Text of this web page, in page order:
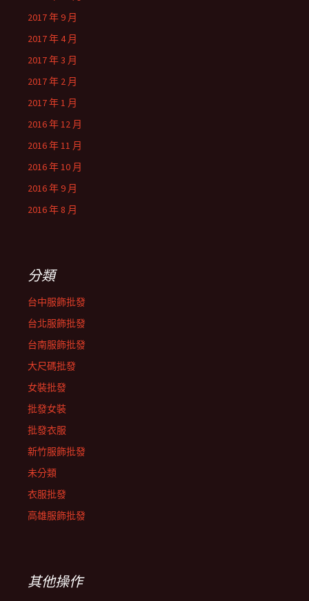
2017 年 9 月
2017 年 4 月
2017 年 3 月
2017 年 2 月
2017 年 1 月
2016 年 12 月
2016 年 11 月
2016 年 10 月
2016 年 9 月
2016 年 8 月
分類
台中服飾批發
台北服飾批發
台南服飾批發
大尺碼批發
女裝批發
批發女裝
批發衣服
新竹服飾批發
未分類
衣服批發
高雄服飾批發
其他操作